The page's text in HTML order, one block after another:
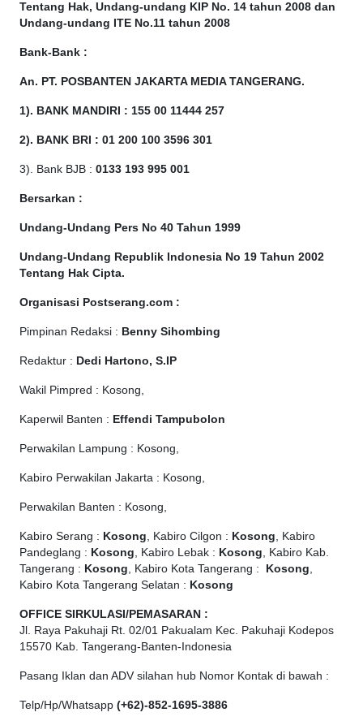
Tentang Hak, Undang-undang KIP No. 14 tahun 2008 dan
Undang-undang ITE No.11 tahun 2008
Bank-Bank :
An. PT. POSBANTEN JAKARTA MEDIA TANGERANG.
1). BANK MANDIRI : 155 00 11444 257
2). BANK BRI : 01 200 100 3596 301
3). Bank BJB : 0133 193 995 001
Bersarkan :
Undang-Undang Pers No 40 Tahun 1999
Undang-Undang Republik Indonesia No 19 Tahun 2002
Tentang Hak Cipta.
Organisasi Postserang.com :
Pimpinan Redaksi : Benny Sihombing
Redaktur : Dedi Hartono, S.IP
Wakil Pimpred : Kosong,
Kaperwil Banten : Effendi Tampubolon
Perwakilan Lampung : Kosong,
Kabiro Perwakilan Jakarta : Kosong,
Perwakilan Banten : Kosong,
Kabiro Serang : Kosong, Kabiro Cilgon : Kosong, Kabiro
Pandeglang : Kosong, Kabiro Lebak : Kosong, Kabiro Kab.
Tangerang : Kosong, Kabiro Kota Tangerang : Kosong,
Kabiro Kota Tangerang Selatan : Kosong
OFFICE SIRKULASI/PEMASARAN :
Jl. Raya Pakuhaji Rt. 02/01 Pakualam Kec. Pakuhaji Kodepos
15570 Kab. Tangerang-Banten-Indonesia
Pasang Iklan dan ADV silahan hub Nomor Kontak di bawah :
Telp/Hp/Whatsapp (+62)-852-1695-3886